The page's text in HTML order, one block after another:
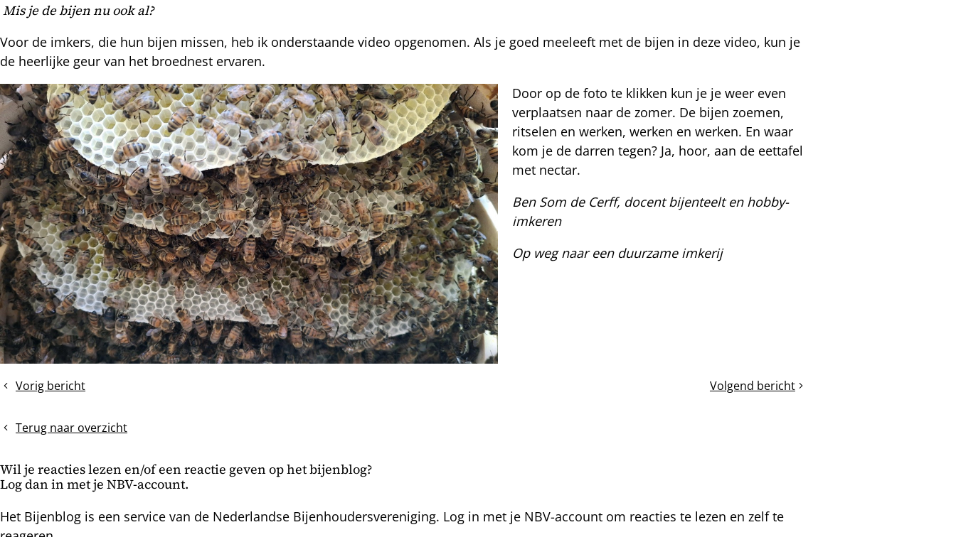
Mis je de bijen nu ook al?
Voor de imkers, die hun bijen missen, heb ik onderstaande video opgenomen. Als je goed meeleeft met de bijen in deze video, kun je
de heerlijke geur van het broednest ervaren.
Door op de foto te klikken kun je je weer even
verplaatsen naar de zomer. De bijen zoemen,
ritselen en werken, werken en werken. En waar
kom je de darren tegen? Ja, hoor, aan de eettafel
met nectar.
Ben Som de Cerff, docent bijenteelt en hobby-
imkeren
Op weg naar een duurzame imkerij
Vorig bericht
De
APK
Volgend bericht
Het
Terug naar overzicht
Wil je reacties lezen en/of een reactie geven op het bijenblog?
Log dan in met je NBV-account.
Het Bijenblog is een service van de Nederlandse Bijenhoudersvereniging. Log in met je NBV-account om reacties te lezen en zelf te